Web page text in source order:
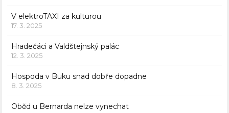
V elektroTAXI za kulturou
17. 3. 2025
Hradečáci a Valdštejnský palác
12. 3. 2025
Hospoda v Buku snad dobře dopadne
8. 3. 2025
Oběd u Bernarda nelze vynechat